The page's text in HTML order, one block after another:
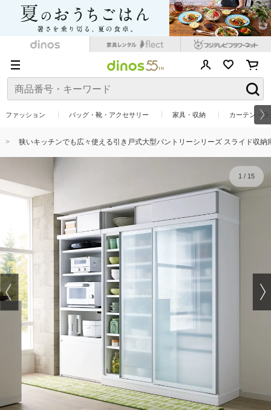
ファッション バッグ・靴・アクセサリー 家具・収納 カーテン・
狭いキッチンでも広々使える引き戸式大型パントリーシリーズ スライド収納
1/ 15